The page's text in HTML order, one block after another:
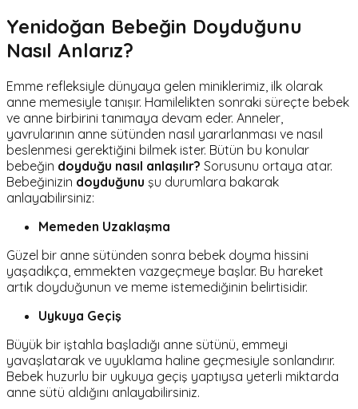
Yenidoğan Bebeğin Doyduğunu
Nasıl Anlarız?
Emme refleksiyle dünyaya gelen miniklerimiz, ilk olarak
anne memesiyle tanışır. Hamilelikten sonraki süreçte bebek
ve anne birbirini tanımaya devam eder. Anneler,
yavrularının anne sütünden nasıl yararlanması ve nasıl
beslenmesi gerektiğini bilmek ister. Bütün bu konular
bebeğin doyduğu nasıl anlaşılır? Sorusunu ortaya atar.
Bebeğinizin doyduğunu şu durumlara bakarak
anlayabilirsiniz:
Memeden Uzaklaşma
Güzel bir anne sütünden sonra bebek doyma hissini
yaşadıkça, emmekten vazgeçmeye başlar. Bu hareket
artık doyduğunun ve meme istemediğinin belirtisidir.
Uykuya Geçiş
Büyük bir iştahla başladığı anne sütünü, emmeyi
yavaşlatarak ve uyuklama haline geçmesiyle sonlandırır.
Bebek huzurlu bir uykuya geçiş yaptıysa yeterli miktarda
anne sütü aldığını anlayabilirsiniz.